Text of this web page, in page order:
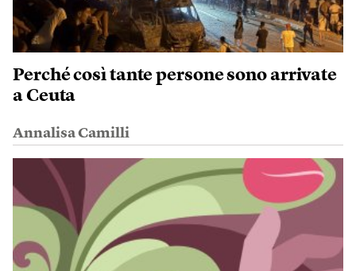
Perché così tante persone sono arrivate
a Ceuta
Annalisa Camilli